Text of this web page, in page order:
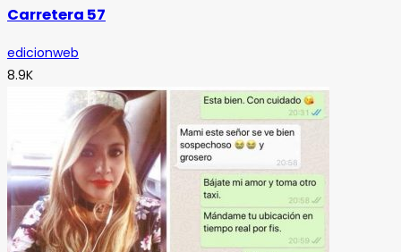
Carretera 57
edicionweb
8.9K